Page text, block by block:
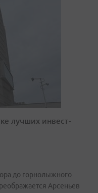
лучших инвест-
до горнолыжного
Арсеньев